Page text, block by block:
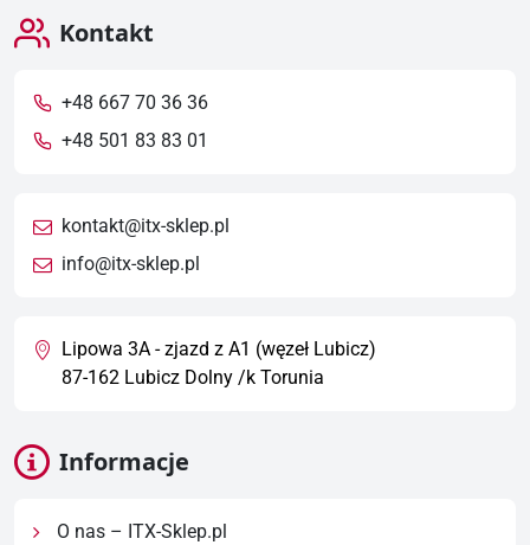
Kontakt
+48 667 70 36 36
+48 501 83 83 01
kontakt@itx-sklep.pl
info@itx-sklep.pl
Lipowa 3A - zjazd z A1 (węzeł Lubicz)
87-162 Lubicz Dolny /k Torunia
Informacje
O nas – ITX-Sklep.pl